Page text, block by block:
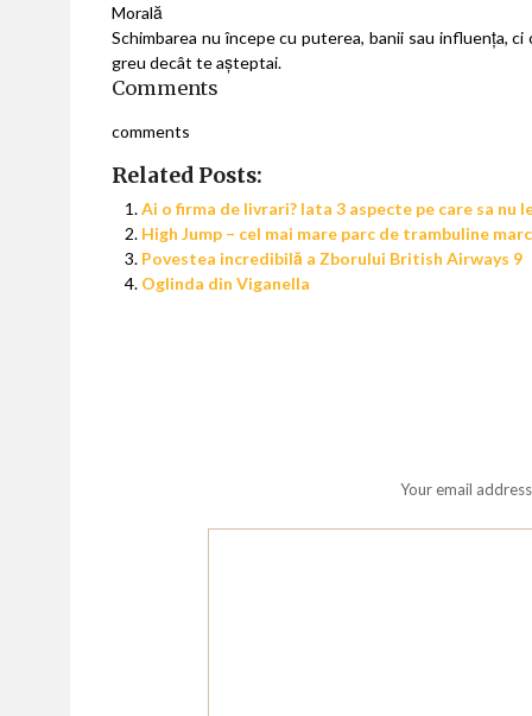
Morală
Schimbarea nu începe cu puterea, banii sau influența,
greu decât te așteptai.
Comments
comments
Related Posts:
Ai o firma de livrari? Iata 3 aspecte pe care sa nu
High Jump – cel mai mare parc de trambuline
Povestea incredibilă a Zborului British Airways 9
Oglinda din Viganella
Your email